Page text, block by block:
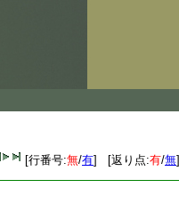
[行番号:無/有] [返り点:有/無]